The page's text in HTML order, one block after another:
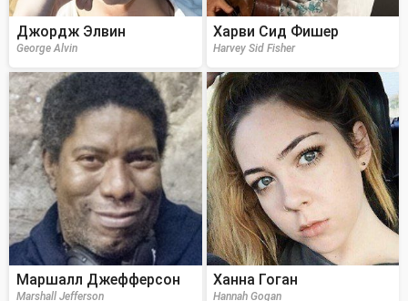
Джордж Элвин
George Alvin
Харви Сид Фишер
Harvey Sid Fisher
Маршалл Джефферсон
Marshall Jefferson
Ханна Гоган
Hannah Gogan